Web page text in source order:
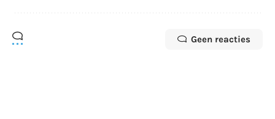
Geen reacties